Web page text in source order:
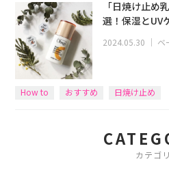
「日焼け止め
選！保湿とUV
2024.05.30 ｜ ベ
How to おすすめ 日焼け止め
カテゴリ